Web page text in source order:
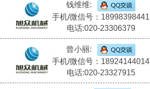
钱维维:
手机/微信号：18998398441
电话:020-23306379
曾小丽:
手机/微信号：18924144014
电话:020-23327915